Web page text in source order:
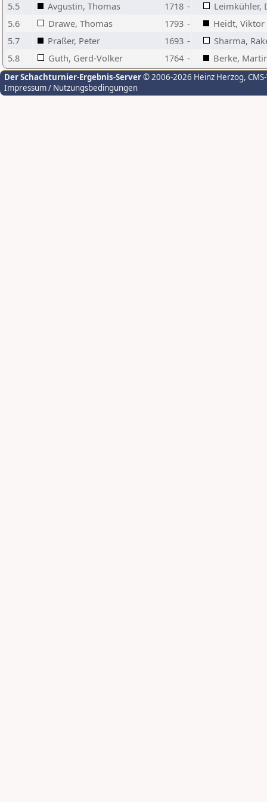
5.5 Avgustin, Thomas 1718 -
Leimkühler,
5.6
Drawe, Thomas 1793 -
Heidt, Viktor
5.7
Praßer, Peter 1693 -
Sharma,
5.8
Guth, Gerd-Volker 1764 - Berke,
Der Schachturnier-Ergebnis-Server© 2006-2026 Heinz Herzog,
Impressum / Nutzungsbedingungen